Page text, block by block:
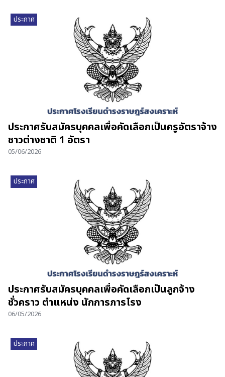
ประกาศ
ประกาศรับสมัครบุคคลเพื่อคัดเลือกเป็นครูอัตราจ้าง
ชาวต่างชาติ 1 อัตรา
05/06/2026
ประกาศ
ประกาศรับสมัครบุคคลเพื่อคัดเลือกเป็นลูกจ้าง
ชั่วคราว ตำแหน่ง นักการภารโรง
06/05/2026
ประกาศ